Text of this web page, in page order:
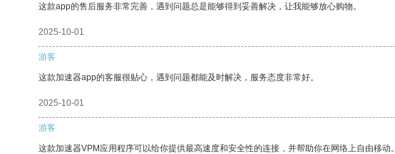
这款app的售后服务非常完善，遇到问题总是能够得到妥善解决，让我能够放心购物。
2025-10-01
游客
这款加速器app的客服很贴心，遇到问题都能及时解决，服务态度非常好。
2025-10-01
游客
这款加速器VPM应用程序可以给你提供最高速度和安全性的连接，并帮助你在网络上自由移动。